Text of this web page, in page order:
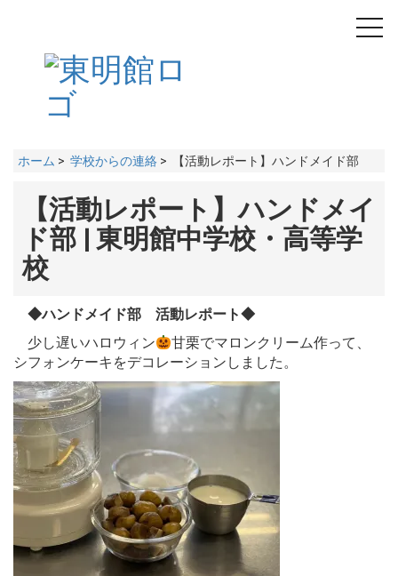
ホーム > 学校からの連絡 > 【活動レポート】ハンドメイド部
【活動レポート】ハンドメイ
ド部 | 東明館中学校・高等学
校
◆ハンドメイド部 活動レポート◆
少し遅いハロウィン
甘栗でマロンクリーム作って、
シフォンケーキをデコレーションしました。